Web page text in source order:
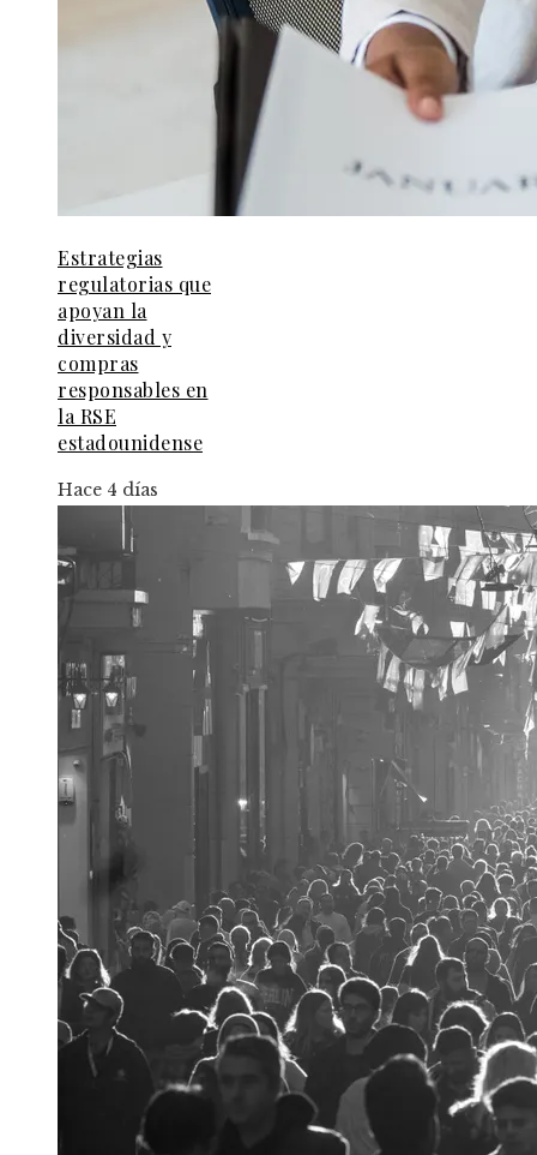
Estrategias
regulatorias que
apoyan la
diversidad y
compras
responsables en
la RSE
estadounidense
Hace 4 días